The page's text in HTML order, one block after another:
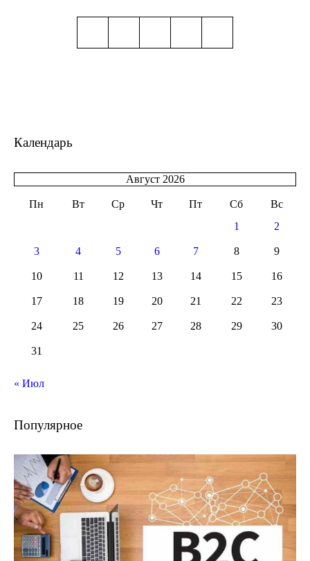
Календарь
Август 2026
Пн Вт Ср Чт Пт Сб
Вс
1
2
3 4 5 6 7 8 9
10 11 12 13 14 15 16
17 18 19 20 21 22 23
24 25 26 27 28 29 30
31
« Июл
Популярное